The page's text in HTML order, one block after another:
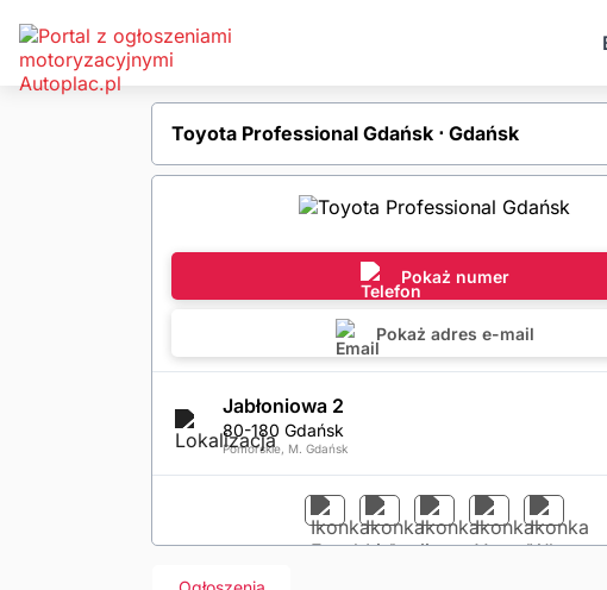
Toyota Professional Gdańsk ⋅ Gdańsk
Pokaż numer
Pokaż adres e-mail
Jabłoniowa 2
80-180 Gdańsk
Pomorskie, M. Gdańsk